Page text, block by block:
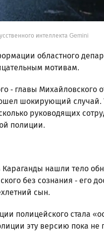
интеллекта Gemini
областного
мотивам.
- главы Михайловского
шокирующий случай.
руководящих
полиции.
нашли тело
без сознания - его
сын.
полицейского стала
эту версию пока не